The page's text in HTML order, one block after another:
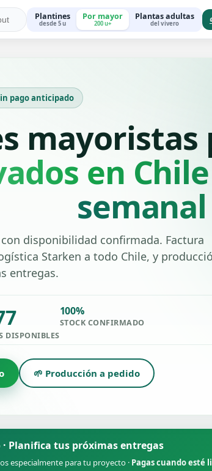
Plantines
desde 5 u
Por mayor
200 u+
Plantas adultas
del vivero
pago anticipado
en
semanal
disponibilidad confirmada. Factura
Starken a todo Chile, y
entregas.
DISPONIBLES
100%
STOCK CONFIRMADO
🌱 Producción a pedido
· Planifica tus próximas entregas
especialmente para tu proyecto · Pagas cuando esté